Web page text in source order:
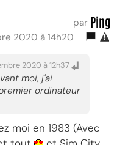
par Ping
2020 à 14h20
2020 à 12h37
moi, j'ai
ordinateur
moi en 1983 (Avec